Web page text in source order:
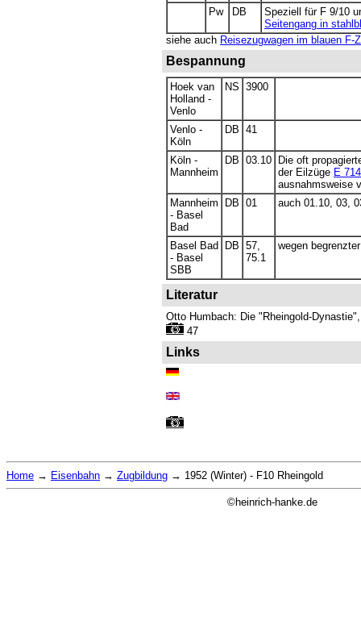
Pw
DB
Speziell für F 9/10
Seitengang in
siehe auch Reisezugwagen im blauen F-
Bespannung
Hoek van
Holland -
Venlo
NS 3900
Venlo -
Köln
DB 41
Köln -
Mannheim
DB 03.10
Die oft
der Eilzüge E
ausnahmsweise
Mannheim
- Basel
Bad
DB 01 auch 01.10, 03,
Basel Bad
- Basel
SBB
DB 57,
75.1
wegen
Literatur
Otto Humbach: Die "Rheingold-
47
Links
Home → Eisenbahn → Zugbildung → 1952 (Winter) - F10 Rheingold
©heinrich-hanke.de